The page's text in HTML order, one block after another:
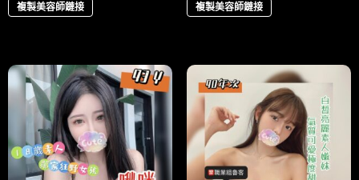
複製美容師鏈接 複製美容師鏈接